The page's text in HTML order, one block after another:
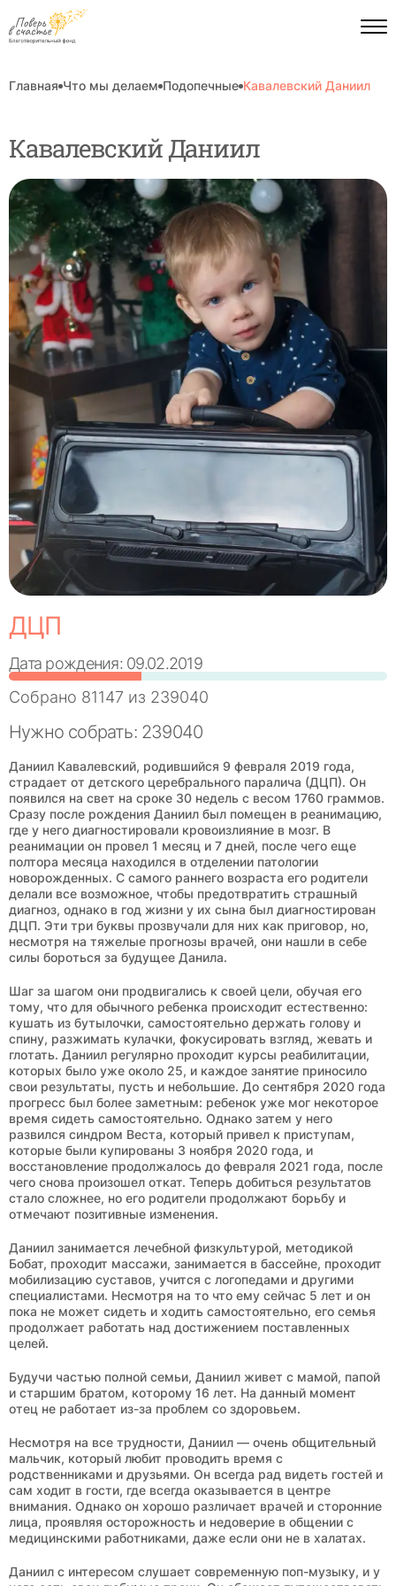
Главная Что мы делаем Подопечные Кавалевский Даниил
Кавалевский Даниил
ДЦП
Дата рождения: 09.02.2019
Собрано 81147 из 239040
Нужно собрать: 239040
Даниил Кавалевский, родившийся 9 февраля 2019 года,
страдает от детского церебрального паралича (ДЦП). Он
появился на свет на сроке 30 недель с весом 1760 граммов.
Сразу после рождения Даниил был помещен в реанимацию,
где у него диагностировали кровоизлияние в мозг. В
реанимации он провел 1 месяц и 7 дней, после чего еще
полтора месяца находился в отделении патологии
новорожденных. С самого раннего возраста его родители
делали все возможное, чтобы предотвратить страшный
диагноз, однако в год жизни у их сына был диагностирован
ДЦП. Эти три буквы прозвучали для них как приговор, но,
несмотря на тяжелые прогнозы врачей, они нашли в себе
силы бороться за будущее Данила.
Шаг за шагом они продвигались к своей цели, обучая его
тому, что для обычного ребенка происходит естественно:
кушать из бутылочки, самостоятельно держать голову и
спину, разжимать кулачки, фокусировать взгляд, жевать и
глотать. Даниил регулярно проходит курсы реабилитации,
которых было уже около 25, и каждое занятие приносило
свои результаты, пусть и небольшие. До сентября 2020 года
прогресс был более заметным: ребенок уже мог некоторое
время сидеть самостоятельно. Однако затем у него
развился синдром Веста, который привел к приступам,
которые были купированы 3 ноября 2020 года, и
восстановление продолжалось до февраля 2021 года, после
чего снова произошел откат. Теперь добиться результатов
стало сложнее, но его родители продолжают борьбу и
отмечают позитивные изменения.
Даниил занимается лечебной физкультурой, методикой
Бобат, проходит массажи, занимается в бассейне, проходит
мобилизацию суставов, учится с логопедами и другими
специалистами. Несмотря на то что ему сейчас 5 лет и он
пока не может сидеть и ходить самостоятельно, его семья
продолжает работать над достижением поставленных
целей.
Будучи частью полной семьи, Даниил живет с мамой, папой
и старшим братом, которому 16 лет. На данный момент
отец не работает из-за проблем со здоровьем.
Несмотря на все трудности, Даниил — очень общительный
мальчик, который любит проводить время с
родственниками и друзьями. Он всегда рад видеть гостей и
сам ходит в гости, где всегда оказывается в центре
внимания. Однако он хорошо различает врачей и сторонние
лица, проявляя осторожность и недоверие в общении с
медицинскими работниками, даже если они не в халатах.
Даниил с интересом слушает современную поп-музыку, и у